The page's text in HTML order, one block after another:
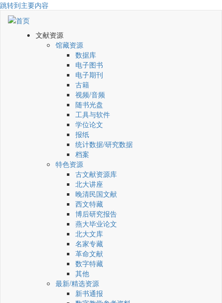
跳转到主要内容
文献资源
馆藏资源
数据库
电子图书
电子期刊
古籍
视频/音频
随书光盘
工具与软件
学位论文
报纸
统计数据/研究数据
档案
特色资源
古文献资源库
北大讲座
晚清民国文献
西文特藏
博后研究报告
燕大毕业论文
北大文库
名家专藏
革命文献
数字特藏
其他
最新/精选资源
新书通报